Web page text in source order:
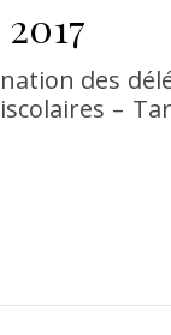
des
–